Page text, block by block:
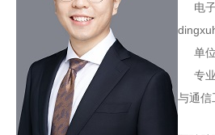
电子
单位
专业
与通信